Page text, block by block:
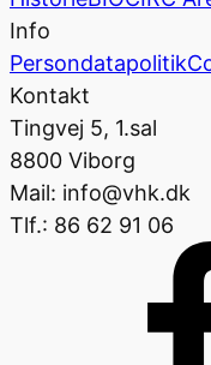
Info
Persondatapolitik
Kontakt
Tingvej 5, 1.sal
8800 Viborg
Mail: info@vhk.dk
Tlf.: 86 62 91 06